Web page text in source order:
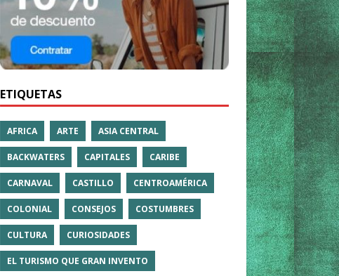
ETIQUETAS
AFRICA ARTE ASIA CENTRAL
BACKWATERS CAPITALES CARIBE
CARNAVAL CASTILLO CENTROAMÉRICA
COLONIAL CONSEJOS COSTUMBRES
CULTURA CURIOSIDADES
EL TURISMO QUE GRAN INVENTO